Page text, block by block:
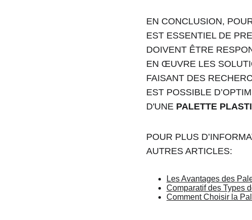
EN CONCLUSION,
EST ESSENTIEL DE
DOIVENT ÊTRE
EN ŒUVRE LES
FAISANT DES
EST POSSIBLE
D'UNE PALETTE
POUR PLUS
AUTRES ARTICLES:
Les Avantages des
Comparatif des Types
Comment Choisir la